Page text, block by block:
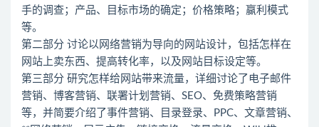
手的调查；产品、目标市场的确定；价格策略；赢利模式
等。
第二部分 讨论以网络营销为导向的网站设计，包括怎样在
网站上卖东西、提高转化率，以及网站目标设定等。
第三部分 研究怎样给网站带来流量，详细讨论了电子邮件
营销、博客营销、联署计划营销、SEO、免费策略营销
等，并简要介绍了事件营销、目录登录、PPC、文章营销、